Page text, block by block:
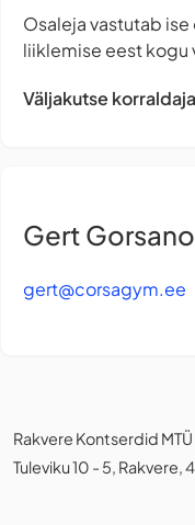
Osaleja vastutab
liiklemise eest kogu
Väljakutse
Gert
gert@corsagym.ee
Rakvere Kontserdid MTÜ
Tuleviku 10 - 5, Rakvere,